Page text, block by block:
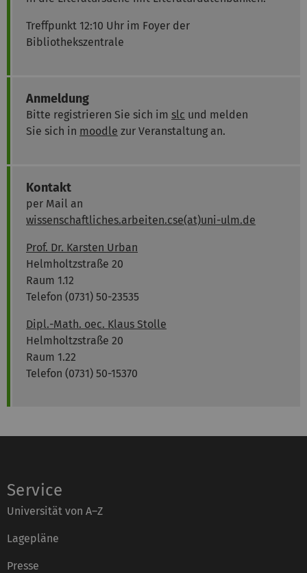
Treffpunkt 12:10 Uhr im Foyer der
Bibliothekszentrale
Anmeldung
Bitte registrieren Sie sich im slc und melden
Sie sich in moodle zur Veranstaltung an.
Kontakt
per Mail an
wissenschaftliches.arbeiten.cse(at)uni-ulm.de
Prof. Dr. Karsten Urban
Helmholtzstraße 20
Raum 1.12
Telefon (0731) 50-23535
Dipl.-Math. oec. Klaus Stolle
Helmholtzstraße 20
Raum 1.22
Telefon (0731) 50-15370
Service
Universität von A–Z
Lagepläne
Presse